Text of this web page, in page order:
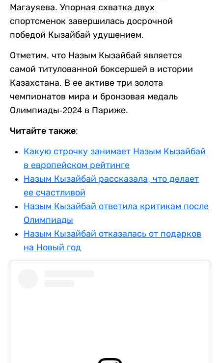
Магауяева. Упорная схватка двух
спортсменок завершилась досрочной
победой Кызайбай удушением.
Отметим, что Назым Кызайбай является
самой титулованной боксершей в истории
Казахстана. В ее активе три золота
чемпионатов мира и бронзовая медаль
Олимпиады-2024 в Париже.
Читайте также:
Какую строчку занимает Назым Кызайбай
в европейском рейтинге
Назым Кызайбай рассказала, что делает
ее счастливой
Назым Кызайбай ответила критикам после
Олимпиады
Назым Кызайбай отказалась от подарков
на Новый год